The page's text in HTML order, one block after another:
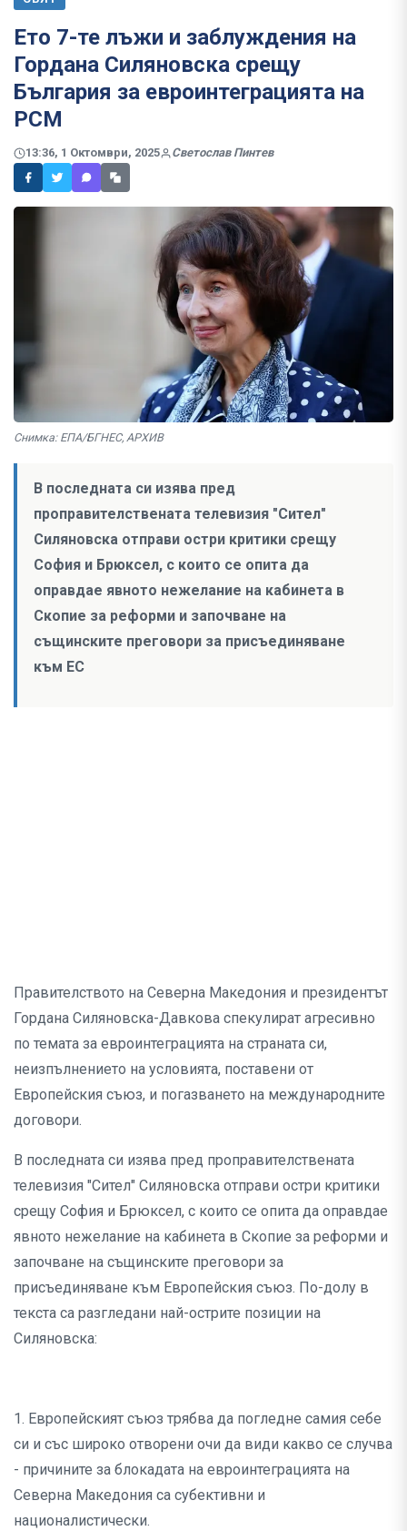
Ето 7-те лъжи и заблуждения на
Гордана Силяновска срещу
България за евроинтеграцията на
РСМ
13:36, 1 Октомври, 2025 Светослав Пинтев
Снимка: ЕПА/БГНЕС, АРХИВ
В последната си изява пред
проправителствената телевизия "Сител"
Силяновска отправи остри критики срещу
София и Брюксел, с които се опита да
оправдае явното нежелание на кабинета в
Скопие за реформи и започване на
същинските преговори за присъединяване
към ЕС
Правителството на Северна Македония и президентът
Гордана Силяновска-Давкова спекулират агресивно
по темата за евроинтеграцията на страната си,
неизпълнението на условията, поставени от
Европейския съюз, и погазването на международните
договори.
В последната си изява пред проправителствената
телевизия "Сител" Силяновска отправи остри критики
срещу София и Брюксел, с които се опита да оправдае
явното нежелание на кабинета в Скопие за реформи и
започване на същинските преговори за
присъединяване към Европейския съюз. По-долу в
текста са разгледани най-острите позиции на
Силяновска:
1. Европейският съюз трябва да погледне самия себе
си и със широко отворени очи да види какво се случва
- причините за блокадата на евроинтеграцията на
Северна Македония са субективни и
националистически.